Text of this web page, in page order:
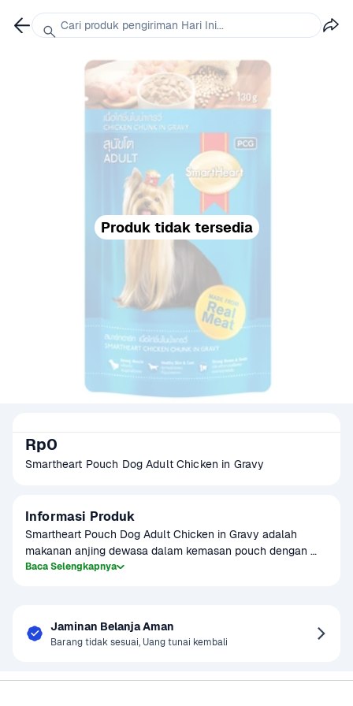
Produk tidak tersedia
Rp0
Smartheart Pouch Dog Adult Chicken in Gravy
Informasi Produk
Smartheart Pouch Dog Adult Chicken in Gravy adalah
makanan anjing dewasa dalam kemasan pouch dengan
rasa ayam dalam saus gravy yang lezat. Makanan ini
saja.
Baca Selengkapnya
Jaminan Belanja Aman
Barang tidak sesuai, Uang tunai kembali
Cari produk pengiriman Hari Ini...